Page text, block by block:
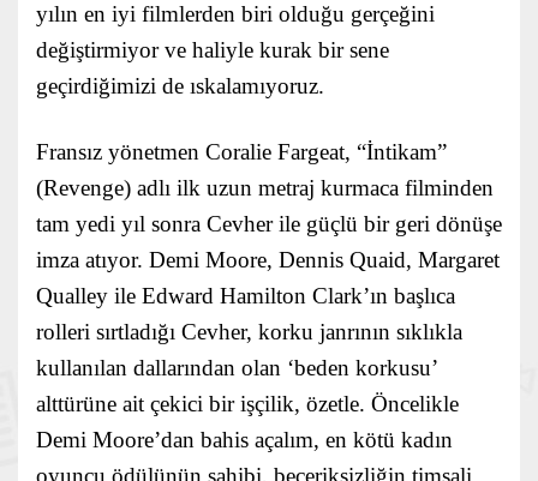
yılın en iyi filmlerden biri olduğu gerçeğini
değiştirmiyor ve haliyle kurak bir sene
geçirdiğimizi de ıskalamıyoruz.
Fransız yönetmen Coralie Fargeat, “İntikam”
(Revenge) adlı ilk uzun metraj kurmaca filminden
tam yedi yıl sonra Cevher ile güçlü bir geri dönüşe
imza atıyor. Demi Moore, Dennis Quaid, Margaret
Qualley ile Edward Hamilton Clark’ın başlıca
rolleri sırtladığı Cevher, korku janrının sıklıkla
kullanılan dallarından olan ‘beden korkusu’
alttürüne ait çekici bir işçilik, özetle. Öncelikle
Demi Moore’dan bahis açalım, en kötü kadın
oyuncu ödülünün sahibi, beceriksizliğin timsali